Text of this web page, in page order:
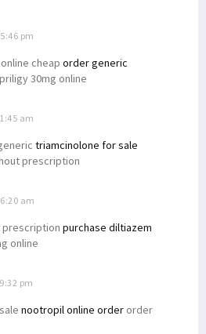
pm
cheap order generic
30mg online
am
triamcinolone for sale
prescription
am
prescription purchase diltiazem
online
pm
nootropil online order order